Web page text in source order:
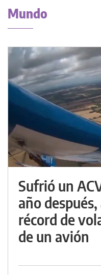
Mundo
Sufrió un
año
récord de
de un avión